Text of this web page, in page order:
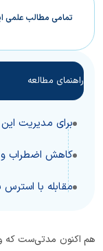
تمامی مطالب علمی
راهنمای مطالعه
برای مدیریت
کاهش اضطراب و
مقابله با
هم اکنون مدتی‌ست که